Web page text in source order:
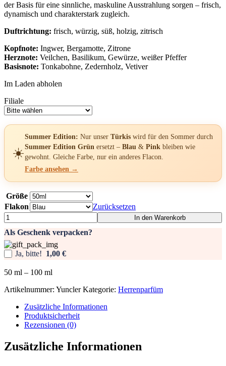
der Basis für eine sinnliche, maskuline Ausstrahlung sorgen – frisch,
dynamisch und charakterstark zugleich.
Duftrichtung: frisch, würzig, süß, holzig, zitrisch
Kopfnote: Ingwer, Bergamotte, Zitrone
Herznote: Veilchen, Basilikum, Gewürze, weißer Pfeffer
Basisnote: Tonkabohne, Zedernholz, Vetiver
Im Laden abholen
Filiale
☀️
Summer Edition: Nur unser Türkis wird für den Sommer durch
Summer Edition Grün ersetzt – Blau & Pink bleiben wie
gewohnt. Gleiche Farbe, nur ein anderes Flacon.
Farbe ansehen →
Größe
Flakon
Zurücksetzen
Als Geschenk verpacken?
Ja, bitte! 1,00 €
Herrenparfüm
-
Yuncler
Menge
In den Warenkorb
50 ml – 100 ml
Artikelnummer: Yuncler Kategorie: Herrenparfüm
Zusätzliche Informationen
Produktsicherheit
Rezensionen (0)
Zusätzliche Informationen